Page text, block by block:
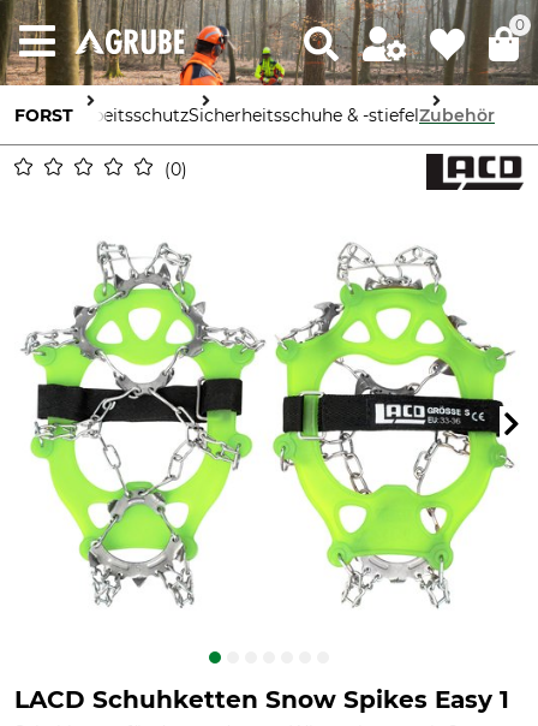
0
FORST ArbeitsschutzSicherheitsschuhe & -stiefelZubehör
0
LACD Schuhketten Snow Spikes Easy 1